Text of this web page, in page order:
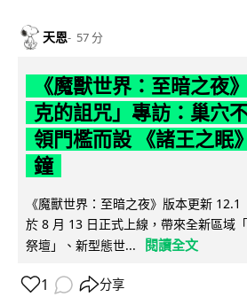
天恩 57 分
《魔獸世界：至暗之夜
克的詛咒」專訪：巢穴
領門檻而設 《諸王之眠
鐘
《魔獸世界：至暗之夜》版本更新
於 8 月 13 日正式上線，帶來全新區域
祭壇」、新型態世...
閱讀全文
1 分享